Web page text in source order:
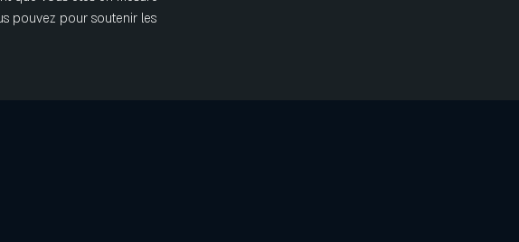
pouvez pour soutenir les